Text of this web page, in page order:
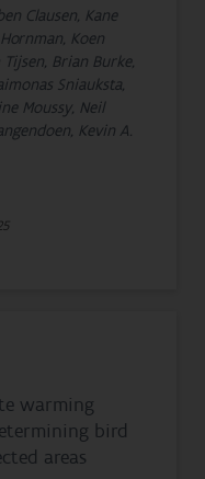
Clausen, Kane
Koen
Brian Burke,
Sniauksta,
Moussy, Neil
Kevin A.
warming
bird
areas